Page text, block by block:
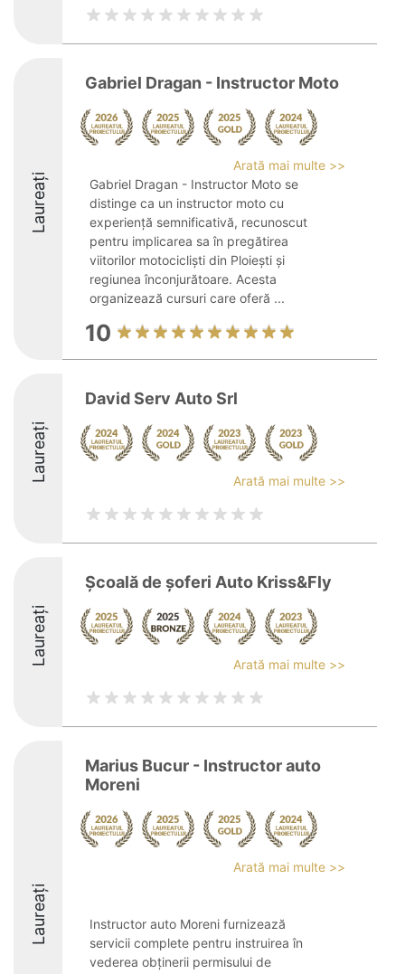
Laureați
Gabriel Dragan - Instructor Moto
Arată mai multe >>
Gabriel Dragan - Instructor Moto se
distinge ca un instructor moto cu
experiență semnificativă, recunoscut
pentru implicarea sa în pregătirea
viitorilor motocicliști din Ploiești și
regiunea înconjurătoare. Acesta
organizează cursuri care oferă ...
10
Laureați
David Serv Auto Srl
Arată mai multe >>
Laureați
Școală de șoferi Auto Kriss&Fly
Arată mai multe >>
Laureați
Marius Bucur - Instructor auto
Moreni
Arată mai multe >>
Instructor auto Moreni furnizează
servicii complete pentru instruirea în
vederea obținerii permisului de